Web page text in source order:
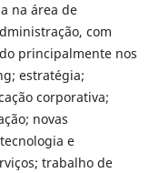
na área de
com
principalmente nos
estratégia;
corporativa;
novas
e
trabalho de